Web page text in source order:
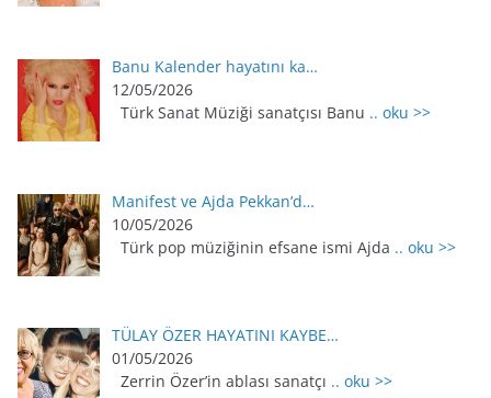
Banu Kalender hayatını ka…
12/05/2026
Türk Sanat Müziği sanatçısı Banu .. oku >>
Manifest ve Ajda Pekkan’d…
10/05/2026
Türk pop müziğinin efsane ismi Ajda .. oku >>
TÜLAY ÖZER HAYATINI KAYBE…
01/05/2026
Zerrin Özer’in ablası sanatçı .. oku >>